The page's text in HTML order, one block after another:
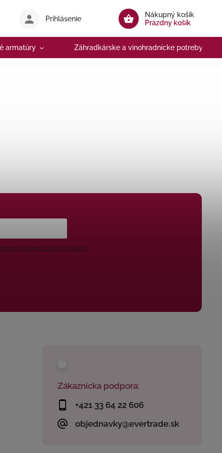
Nákupný košík
Prázdny košík
Prihlásenie
armatúry Záhradkárske a vinohradnícke potreby
Zákaznícka podpora:
+421 33 64 22 606
objednavky@evertrade.sk
ochrany osobných údajov